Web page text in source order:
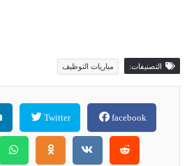
التصنيفات: مباريات التوظيف
facebook
Twitter